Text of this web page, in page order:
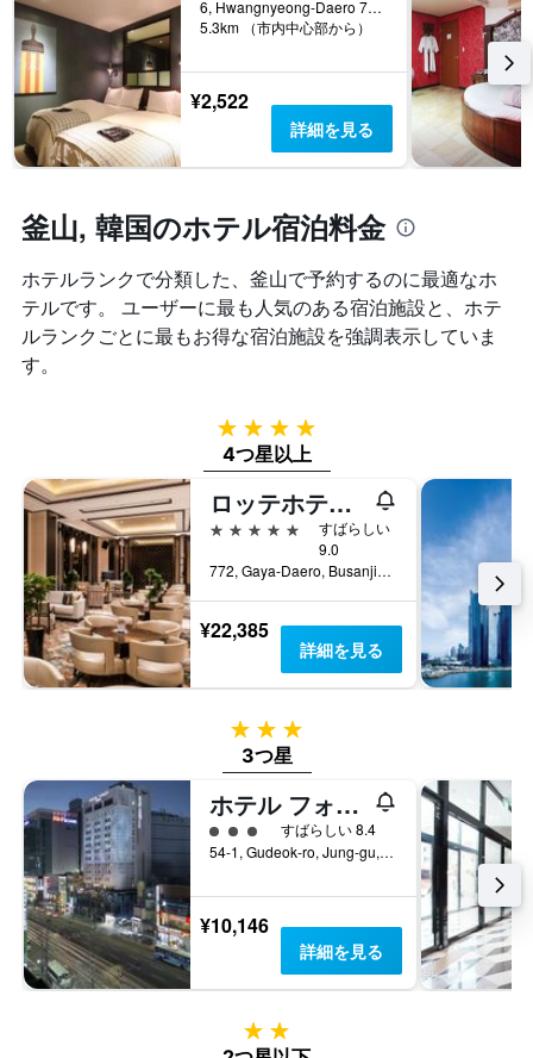
つ
か
っ
た
本
日
の
の
均
料
金
を
表
す
リ
ー
を
表
し
て
い
ま
表
の
軸
1
本
は、
過
に
見
つ
か
っ
た
今
週
末
の
平
均
料
を
表
し
て
い
ま
の
日
数
を
表
し
て
い
す
表
Y
軸
1
は、
均
料
金
表
し
て
い
ま
す
6, Hwangnyeong-Daero 7Beon-Gil, 釜山, 韓国
5.3km （市内中心部から）
¥2,522
詳細を見る
釜山, 韓国のホテル宿泊料金
ホテルランクで分類した、釜山​で予約するのに最適なホ
テルです。 ユーザーに最も人気のある宿泊施設と、ホテ
ルランクごとに最もお得な宿泊施設を強調表示していま
す。
4つ星
4つ星以上
ロッテホテル 釜山
5つ星
すばらしい
9.0
772, Gaya-Daero, Busanjin-gu, 釜山, 韓国
¥22,385
詳細を見る
3つ星
3つ星
ホテル フォレ プレミア 南浦
3​クラス評価すばらしい 8.4
54-1, Gudeok-ro, Jung-gu, 釜山, 韓国
¥10,146
詳細を見る
2つ星